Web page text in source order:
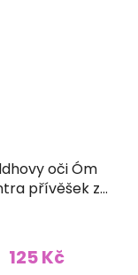
oči Óm
přívěšek z
125 Kč